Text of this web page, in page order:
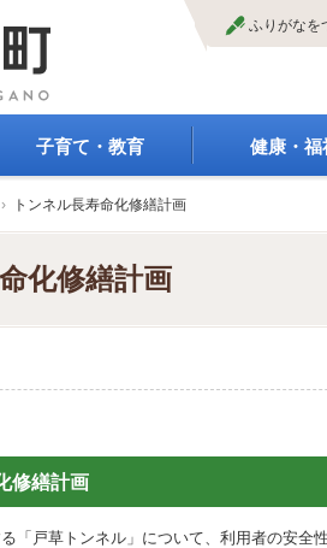
文
ふりがなを
子育て・教育
保育園・幼稚園
学校給食
図書
国民スポーツ大会
健康・福
› トンネル長寿命化修繕計画
化修繕計画
修繕計画
「戸草トンネル」について、利用者の安全